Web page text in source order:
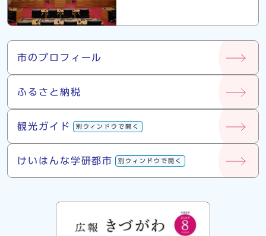
市について
市のプロフィール
ふるさと納税
観光ガイド 別ウィンドウで開く
けいはんな学研都市 別ウィンドウで開く